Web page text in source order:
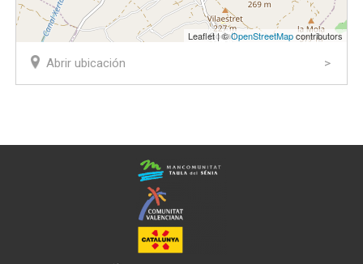
Leaflet | ©OpenStreetMapcontributors
Abrir ubicación